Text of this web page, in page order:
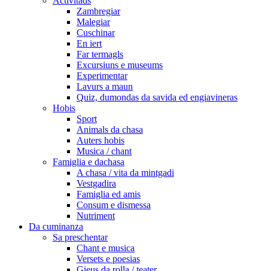
Zambregiar
Malegiar
Cuschinar
En iert
Far termagls
Excursiuns e museums
Experimentar
Lavurs a maun
Quiz, dumondas da savida ed engiavineras
Hobis
Sport
Animals da chasa
Auters hobis
Musica / chant
Famiglia e dachasa
A chasa / vita da mintgadi
Vestgadira
Famiglia ed amis
Consum e dismessa
Nutriment
Da cuminanza
Sa preschentar
Chant e musica
Versets e poesias